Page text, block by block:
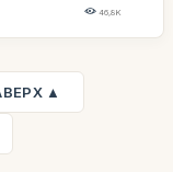
46,8K
▲